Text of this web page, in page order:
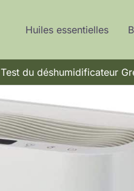
Huiles essentielles
Test du déshumidificateur